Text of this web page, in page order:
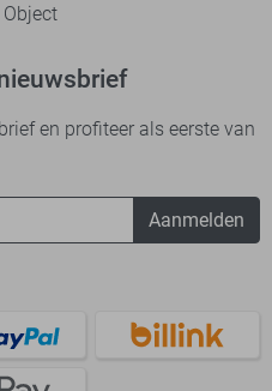
Object
en profiteer als eerste van
Aanmelden